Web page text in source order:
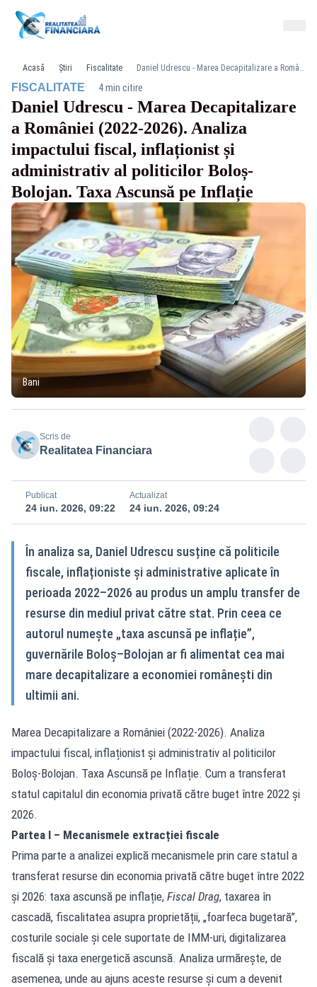
Acasă Știri Fiscalitate Daniel Udrescu - Marea Decapitalizare a României (2022-2026). Analiza impactului fiscal, inflaționist și administrativ al politicilor Boloș-Bolojan. Taxa Ascunsă pe Inflație
FISCALITATE· 4 min citire
Daniel Udrescu - Marea Decapitalizare
a României (2022-2026). Analiza
impactului fiscal, inflaționist și
administrativ al politicilor Boloș-
Bolojan. Taxa Ascunsă pe Inflație
Bani
Scris de
Realitatea Financiara
Publicat
24 iun. 2026, 09:22
Actualizat
24 iun. 2026, 09:24
În analiza sa, Daniel Udrescu susține că politicile
fiscale, inflaționiste și administrative aplicate în
perioada 2022–2026 au produs un amplu transfer de
resurse din mediul privat către stat. Prin ceea ce
autorul numește „taxa ascunsă pe inflație”,
guvernările Boloș–Bolojan ar fi alimentat cea mai
mare decapitalizare a economiei românești din
ultimii ani.
Marea Decapitalizare a României (2022-2026). Analiza
impactului fiscal, inflaționist și administrativ al politicilor
Boloș-Bolojan. Taxa Ascunsă pe Inflație. Cum a transferat
statul capitalul din economia privată către buget între 2022 și
2026.
Partea I – Mecanismele extracției fiscale
Prima parte a analizei explică mecanismele prin care statul a
transferat resurse din economia privată către buget între 2022
și 2026: taxa ascunsă pe inflație, Fiscal Drag, taxarea în
cascadă, fiscalitatea asupra proprietății, „foarfeca bugetară”,
costurile sociale și cele suportate de IMM-uri, digitalizarea
fiscală și taxa energetică ascunsă. Analiza urmărește, de
asemenea, unde au ajuns aceste resurse și cum a devenit